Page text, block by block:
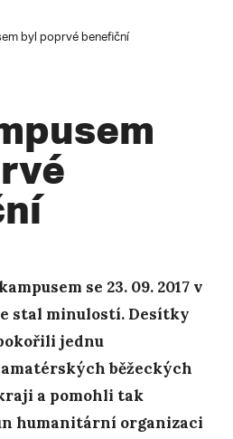
byl poprvé benefiční
se 23. 09. 2017 v
stal minulostí. Desítky
jednu
běžeckých
a pomohli tak
humanitární organizaci